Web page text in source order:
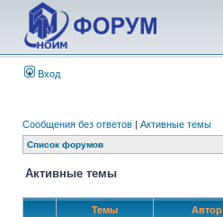
Вход
Сообщения без ответов | Активные темы
Список форумов
Активные темы
Темы Автор